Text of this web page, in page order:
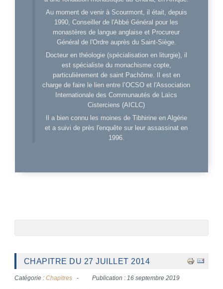
Au moment de venir à Scourmont, il était, depuis
1990, Conseiller de l'Abbé Général pour les
monastères de langue anglaise et Procureur
Général de l'Ordre auprès du Saint-Siège.
Docteur en théologie (spécialisation en liturgie), il
est spécialiste du monachisme copte,
particulièrement de saint Pachôme. Il est en
charge de faire le lien entre l’OCSO et l'Association
Internationale des Communautés de Laïcs
Cisterciens (AICLC)
Il a bien connu les moines de Tibhirine en Algérie
et a suivi de près l'enquête sur leur assassinat en
1996.
CHAPITRE DU 27 JUILLET 2014
Catégorie : Chapitres Publication : 16 septembre 2019